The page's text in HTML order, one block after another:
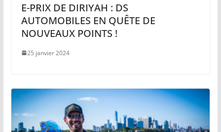
E-PRIX DE DIRIYAH : DS
AUTOMOBILES EN QUÊTE DE
NOUVEAUX POINTS !
25 janvier 2024